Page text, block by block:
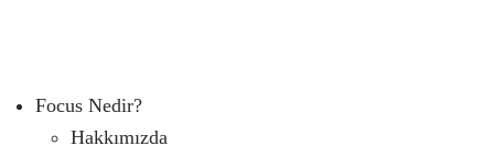
Focus Nedir?
Hakkımızda